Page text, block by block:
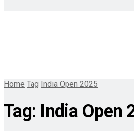
Home Tag India Open 2025
Tag: India Open